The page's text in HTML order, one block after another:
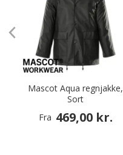
Mascot Aqua regnjakke,
Sort
Fra 469,00 kr.